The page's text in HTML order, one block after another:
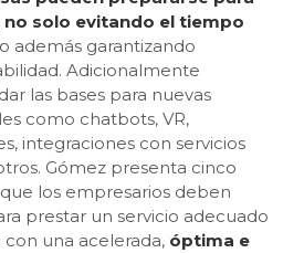
solo evitando el tiempo
además garantizando
Adicionalmente
las bases para nuevas
como chatbots, VR,
integraciones con servicios
Gómez presenta cinco
los empresarios deben
prestar un servicio adecuado
una acelerada, óptima e